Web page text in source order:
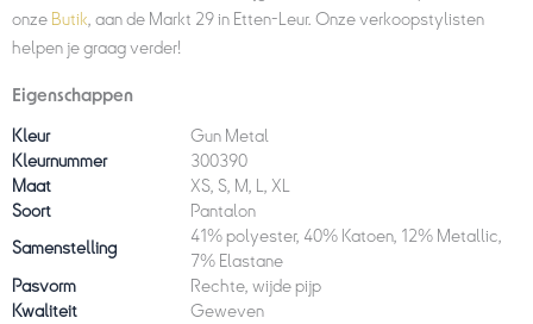
onze Butik , aan de Markt 29 in Etten-Leur. Onze verkoopstylisten
helpen je graag verder!
Eigenschappen
Kleur
Gun Metal
Kleurnummer
300390
Maat
XS, S, M, L, XL
Soort
Pantalon
Samenstelling
41% polyester, 40% Katoen, 12% Metallic,
7% Elastane
Pasvorm
Rechte, wijde pijp
Kwaliteit
Geweven